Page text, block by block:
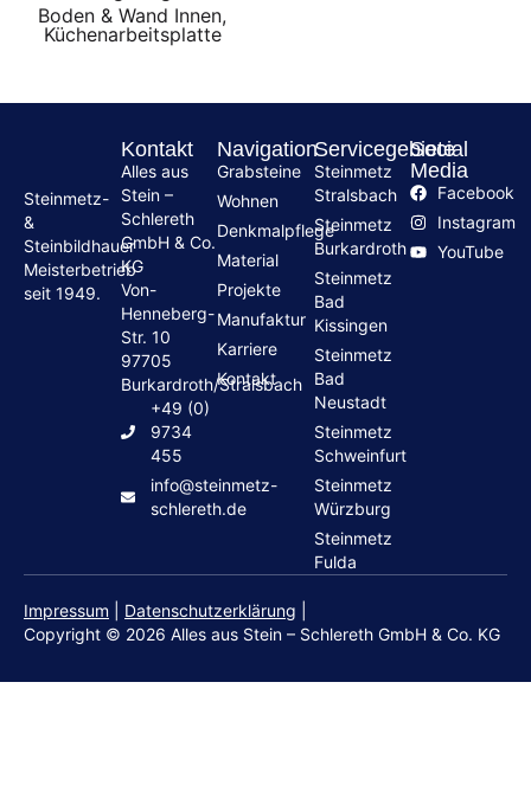
Boden & Wand Innen,
Küchenarbeitsplatte
Steinmetz-
&
Steinbildhauer
Meisterbetrieb
seit 1949.
Kontakt
Alles aus
Stein –
Schlereth
GmbH & Co.
KG
Von-
Henneberg-
Str. 10
97705
Burkardroth/Stralsbach
+49 (0)
9734
455
info@steinmetz-
schlereth.de
Navigation
Grabsteine
Wohnen
Denkmalpflege
Material
Projekte
Manufaktur
Karriere
Kontakt
Servicegebiete
Steinmetz
Stralsbach
Steinmetz
Burkardroth
Steinmetz
Bad
Kissingen
Steinmetz
Bad
Neustadt
Steinmetz
Schweinfurt
Steinmetz
Würzburg
Steinmetz
Fulda
Social
Media
Facebook
Instagram
YouTube
Copyright © 2026 Alles aus Stein – Schlereth GmbH & Co. KG
Impressum Datenschutzerklärung